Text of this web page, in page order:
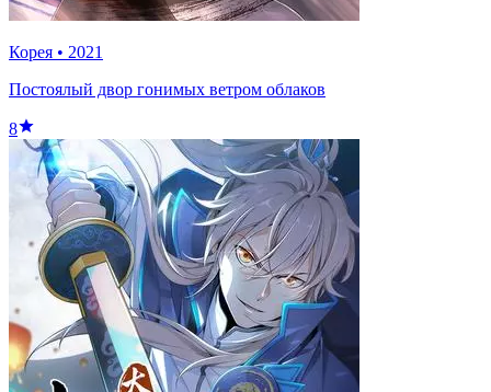
Корея • 2021
Постоялый двор гонимых ветром облаков
8